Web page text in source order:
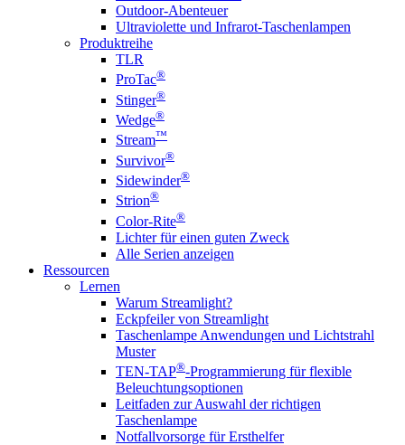
Outdoor-Abenteuer
Ultraviolette und Infrarot-Taschenlampen
Produktreihe
TLR
ProTac®
Stinger®
Wedge®
Stream™
Survivor®
Sidewinder®
Strion®
Color-Rite®
Lichter für einen guten Zweck
Alle Serien anzeigen
Ressourcen
Lernen
Warum Streamlight?
Eckpfeiler von Streamlight
Taschenlampe Anwendungen und Lichtstrahl
Muster
TEN-TAP®-Programmierung für flexible
Beleuchtungsoptionen
Leitfaden zur Auswahl der richtigen
Taschenlampe
Notfallvorsorge für Ersthelfer